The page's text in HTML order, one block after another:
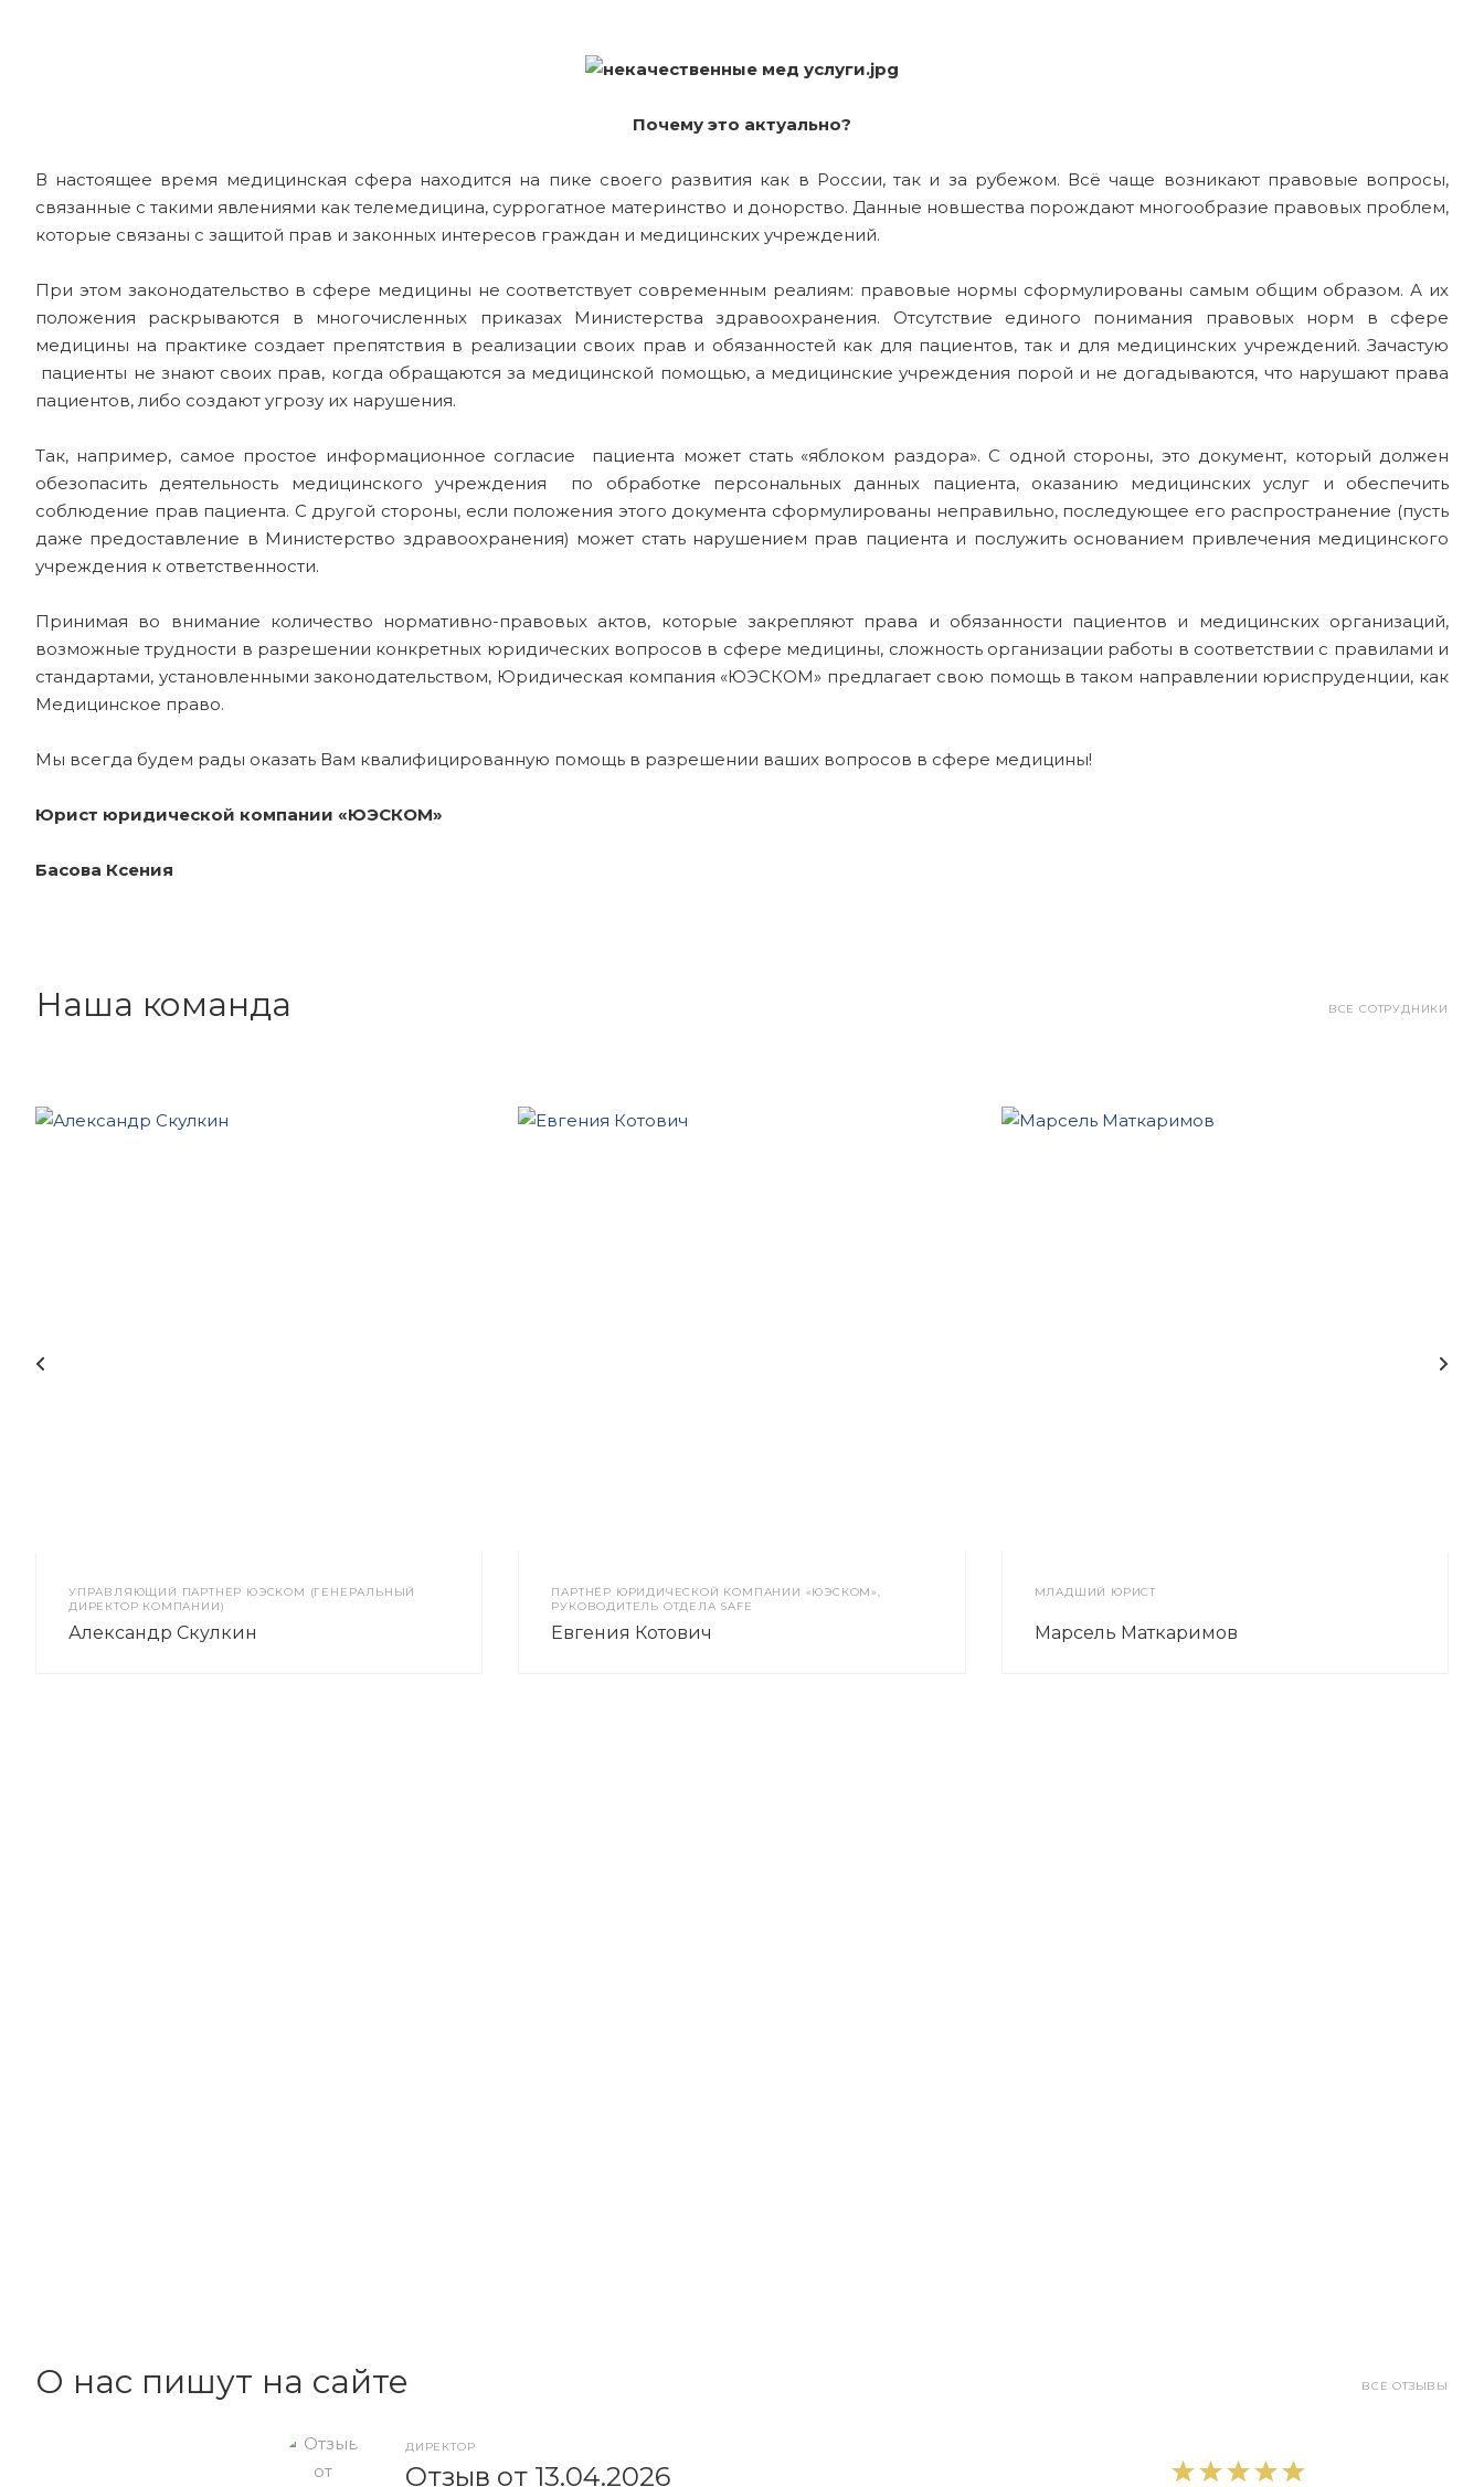
Почему это актуально?
В настоящее время медицинская сфера находится на пике своего развития как в России, так и за рубежом. Всё чаще возникают правовые вопросы,
связанные с такими явлениями как телемедицина, суррогатное материнство и донорство. Данные новшества порождают многообразие правовых проблем,
которые связаны с защитой прав и законных интересов граждан и медицинских учреждений.
При этом законодательство в сфере медицины не соответствует современным реалиям: правовые нормы сформулированы самым общим образом. А их
положения раскрываются в многочисленных приказах Министерства здравоохранения. Отсутствие единого понимания правовых норм в сфере
медицины на практике создает препятствия в реализации своих прав и обязанностей как для пациентов, так и для медицинских учреждений. Зачастую
пациенты не знают своих прав, когда обращаются за медицинской помощью, а медицинские учреждения порой и не догадываются, что нарушают права
пациентов, либо создают угрозу их нарушения.
Так, например, самое простое информационное согласие пациента может стать «яблоком раздора». С одной стороны, это документ, который должен
обезопасить деятельность медицинского учреждения по обработке персональных данных пациента, оказанию медицинских услуг и обеспечить
соблюдение прав пациента. С другой стороны, если положения этого документа сформулированы неправильно, последующее его распространение (пусть
даже предоставление в Министерство здравоохранения) может стать нарушением прав пациента и послужить основанием привлечения медицинского
учреждения к ответственности.
Принимая во внимание количество нормативно-правовых актов, которые закрепляют права и обязанности пациентов и медицинских организаций,
возможные трудности в разрешении конкретных юридических вопросов в сфере медицины, сложность организации работы в соответствии с правилами и
стандартами, установленными законодательством, Юридическая компания «ЮЭСКОМ» предлагает свою помощь в таком направлении юриспруденции, как
Медицинское право.
Мы всегда будем рады оказать Вам квалифицированную помощь в разрешении ваших вопросов в сфере медицины!
Юрист юридической компании «ЮЭСКОМ»
Басова Ксения
ВСЕ СОТРУДНИКИ
Наша команда
УПРАВЛЯЮЩИЙ ПАРТНЁР ЮЭСКОМ (ГЕНЕРАЛЬНЫЙ
ДИРЕКТОР КОМПАНИИ)
Александр Скулкин
ПАРТНЁР ЮРИДИЧЕСКОЙ КОМПАНИИ «ЮЭСКОМ»,
РУКОВОДИТЕЛЬ ОТДЕЛА SAFE
Евгения Котович
МЛАДШИЙ ЮРИСТ
Марсель Маткаримов
ВСЕ ОТЗЫВЫ
О нас пишут на сайте
ДИРЕКТОР
Отзыв от 13.04.2026